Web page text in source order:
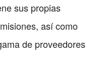
sus propias
así como
de proveedores